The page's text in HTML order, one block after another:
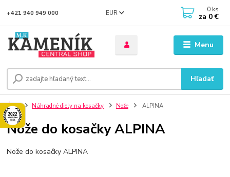
Menu
EUR
Hľadať
+421 940 949 000 0 ks
za 0 €
Úvod Náhradné diely na kosačky Nože ALPINA
Nože do kosačky ALPINA
Nože do kosačky ALPINA